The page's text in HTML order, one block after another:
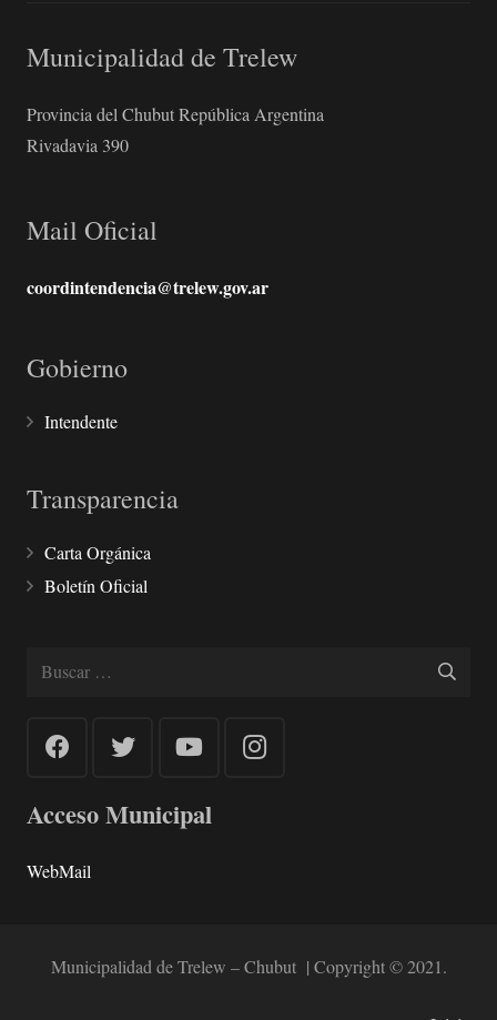
Municipalidad de Trelew
Provincia del Chubut República Argentina
Rivadavia 390
Mail Oficial
coordintendencia@trelew.gov.ar
Gobierno
Intendente
Transparencia
Carta Orgánica
Boletín Oficial
Buscar:
Acceso Municipal
WebMail
Municipalidad de Trelew – Chubut | Copyright © 2021.